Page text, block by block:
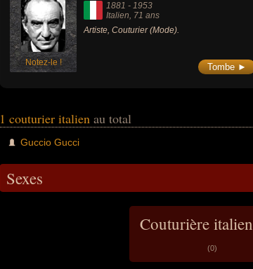
Notez-le !
1881 - 1953
Italien, 71 ans
Artiste, Couturier (Mode).
Tombe ►
1 couturier italien au total
Guccio Gucci
Sexes
Couturière
(0)